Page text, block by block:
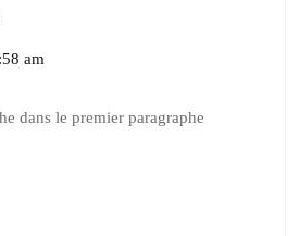
am
dans le premier paragraphe